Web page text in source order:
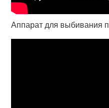
Аппарат для выбивания